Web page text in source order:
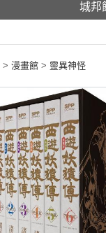
城邦
> 漫畫館 > 靈異神怪